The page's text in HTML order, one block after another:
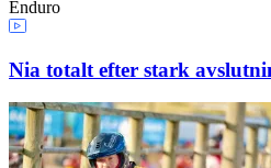
Enduro
Nia totalt efter stark